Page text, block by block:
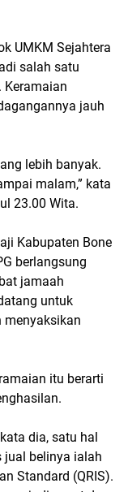
UMKM Sejahtera
salah satu
jauh
lebih banyak.
malam,” kata
23.00 Wita.
Kabupaten Bone
berlangsung
jamaah
untuk
menyaksikan
itu berarti
dia, satu hal
belinya ialah
Standard (QRIS).